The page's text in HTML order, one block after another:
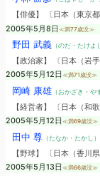
【俳優】 〔日本（東京都
2005年5月8日 ≪満77歳没≫
野田 武義（のだ・たけよ
【政治家】 〔日本（岩手
2005年5月12日 ≪満71歳没≫
岡崎 康雄（おかざき・や
【経営者】 〔日本（和
2005年5月12日 ≪満69歳没≫
田中 尊（たなか・たかし）
【野球】 〔日本（香川県
2005年5月13日 ≪満66歳没≫